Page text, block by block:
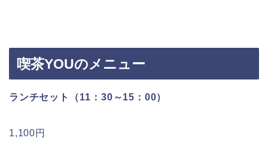
喫茶YOUのメニュー
ランチセット （11：30～15：00）
1,100円